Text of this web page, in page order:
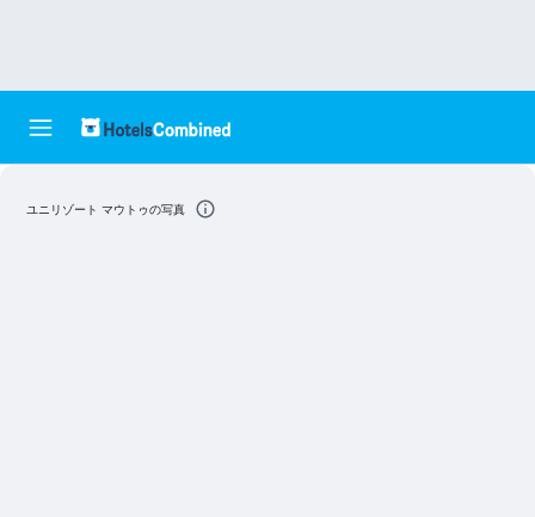
ユニリゾート マウトゥの写真